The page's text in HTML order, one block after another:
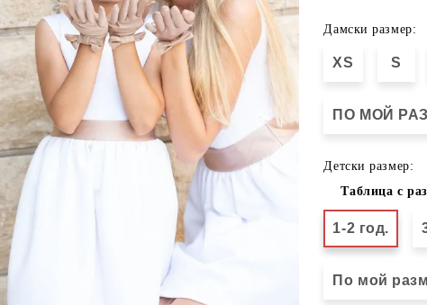
Дамски размер:
XS S
ПО МОЙ
Детски размер:
Таблица с
1-2 год.
По мой